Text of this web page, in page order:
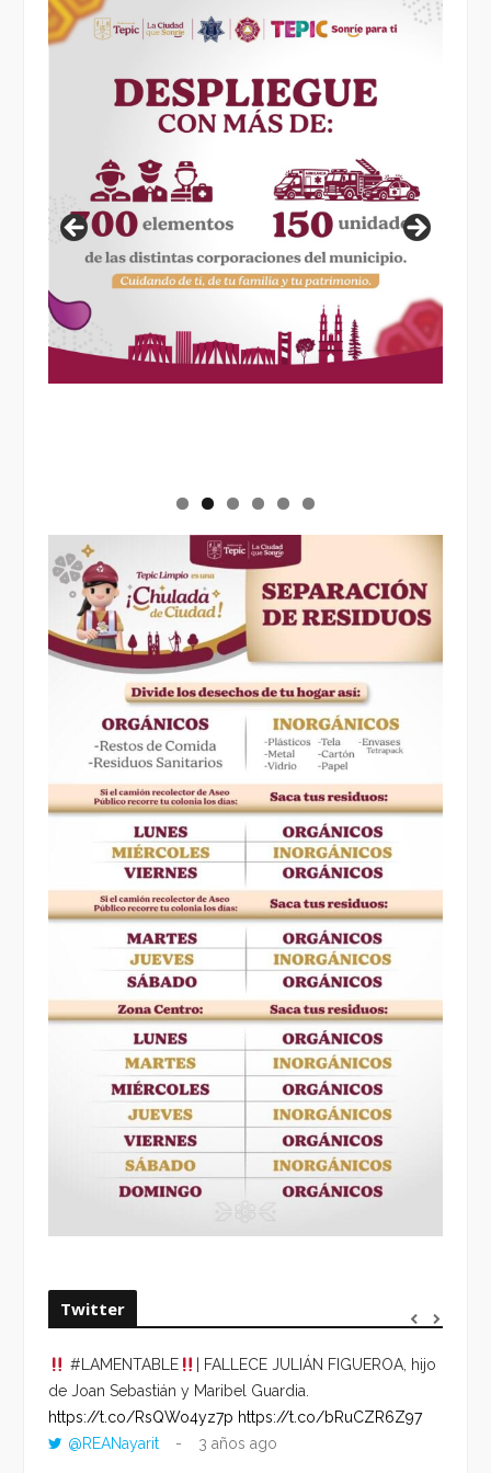
Twitter
#LAMENTABLE
| FALLECE JULIÁN FIGUEROA, hijo
de Joan Sebastián y Maribel Guardia.
https://t.co/RsQWo4yz7p https://t.co/bRuCZR6Z97
@REANayarit
3 años ago